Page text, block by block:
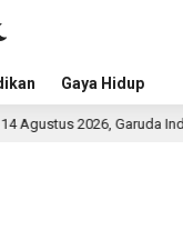
Gaya Hidup
Indonesia Buka Rute